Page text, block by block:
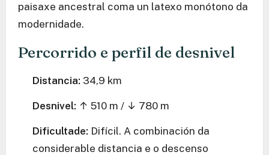
paisaxe ancestral coma un latexo monótono da
modernidade.
Percorrido e perfil de desnivel
Distancia: 34,9 km
Desnivel: ↑ 510 m / ↓ 780 m
Dificultade: Difícil. A combinación da
considerable distancia e o descenso